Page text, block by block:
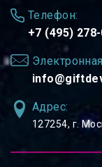
Телефон:
+7 (495)
Адрес:
127254, ⁠г.